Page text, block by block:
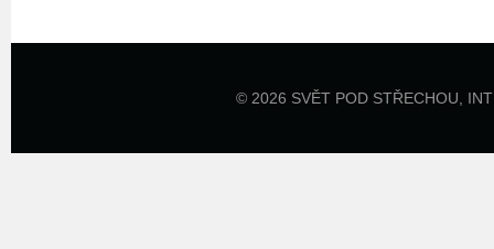
© 2026 SVĚT POD STŘECHOU,